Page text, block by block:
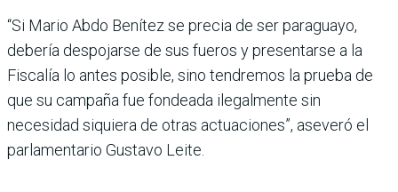
“Si Mario Abdo Benítez se precia de ser paraguayo,
debería des­pojarse de sus fueros y presentarse a la
Fiscalía lo antes posible, sino tendremos la prueba de
que su campaña fue fondeada ile­galmente sin
necesidad siquiera de otras actuaciones”, aseveró el
parlamentario Gustavo Leite.